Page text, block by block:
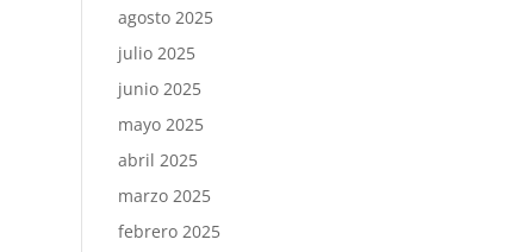
agosto 2025
julio 2025
junio 2025
mayo 2025
abril 2025
marzo 2025
febrero 2025